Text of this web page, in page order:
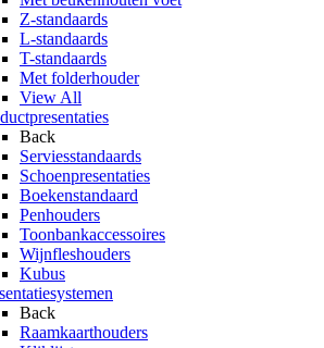
Z-standaards
L-standaards
T-standaards
Met folderhouder
View All
Back
Serviesstandaards
Schoenpresentaties
Boekenstandaard
Penhouders
Toonbankaccessoires
Wijnfleshouders
Kubus
Back
Raamkaarthouders